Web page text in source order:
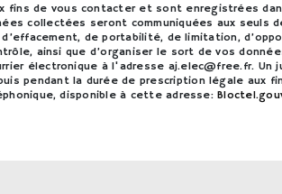
fins de vous contacter et sont enregistrées
collectées seront communiquées aux seuls
de portabilité, de limitation,
ainsi que d’organiser le sort de vos
électronique à l'adresse aj.elec@free.fr.
pendant la durée de prescription légale
disponible à cette adresse: